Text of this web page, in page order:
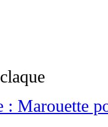
: Marouette